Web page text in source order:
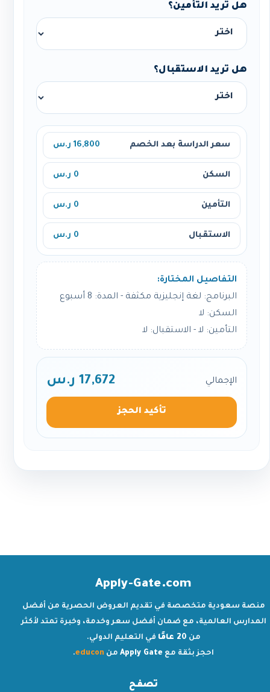
هل تريد التأمين؟
هل تريد الاستقبال؟
سعر الدراسة بعد الخصم 16,800 ر.س
السكن 0 ر.س
التأمين 0 ر.س
الاستقبال 0 ر.س
التفاصيل المختارة:
البرنامج: لغة إنجليزية مكثفة - المدة: 8 أسبوع
السكن: لا
التأمين: لا - الاستقبال: لا
الإجمالي 17,672 ر.س
تأكيد الحجز
Apply-Gate.com
منصة سعودية متخصصة في تقديم العروض الحصرية من أفضل
المدارس العالمية، مع ضمان أفضل سعر وخدمة، وخبرة تمتد لأكثر
من 20 عامًا
في التعليم الدولي.
احجز بثقة مع Apply Gate من educon
.
تصفح